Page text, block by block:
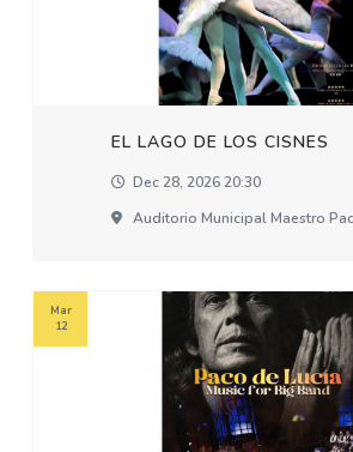
EL LAGO DE LOS CISNES
Dec 28, 2026 20:30
Auditorio Municipal Maestro
Mar
12